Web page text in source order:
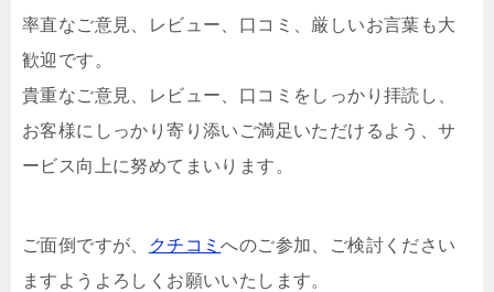
率直なご意見、レビュー、口コミ、厳しいお言葉も大
歓迎です。
貴重なご意見、レビュー、口コミをしっかり拝読し、
お客様にしっかり寄り添いご満足いただけるよう、サ
ービス向上に努めてまいります。
ご面倒ですが、 クチコミへのご参加、ご検討ください
ますようよろしくお願いいたします。